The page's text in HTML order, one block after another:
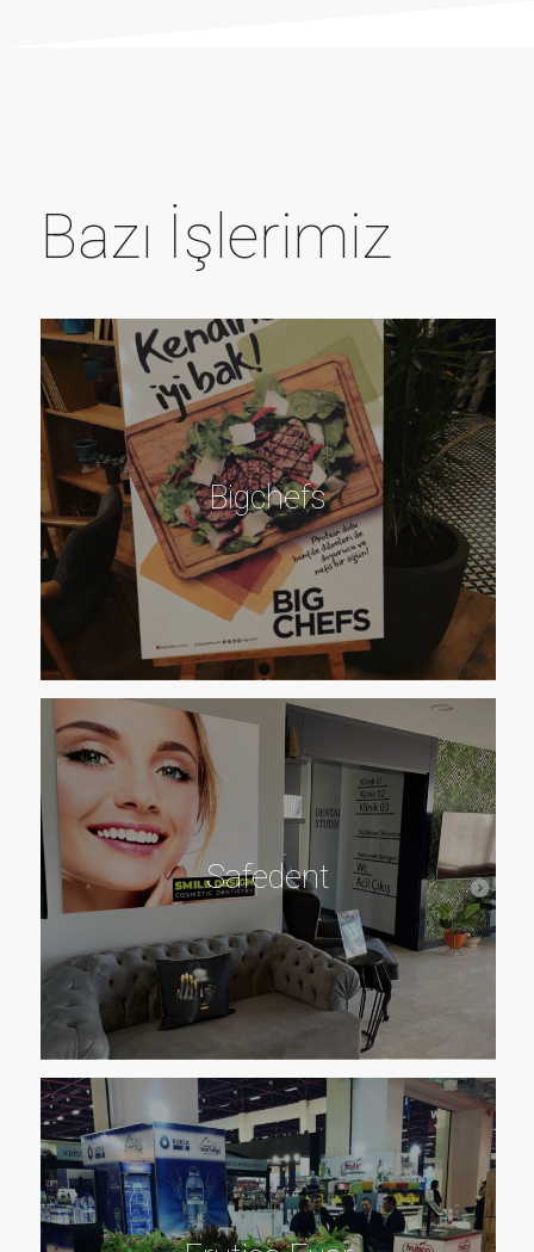
Bazı İşlerimiz
Bigchefs
Safedent